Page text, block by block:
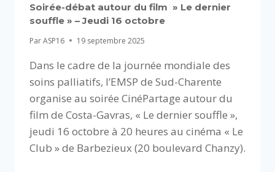
Soirée-débat autour du film » Le dernier
souffle » – Jeudi 16 octobre
ParASP16 19 septembre 2025
Dans le cadre de la journée mondiale des
soins palliatifs, l’EMSP de Sud-Charente
organise au soirée CinéPartage autour du
film de Costa-Gavras, « Le dernier souffle »,
jeudi 16 octobre à 20 heures au cinéma « Le
Club » de Barbezieux (20 boulevard Chanzy).